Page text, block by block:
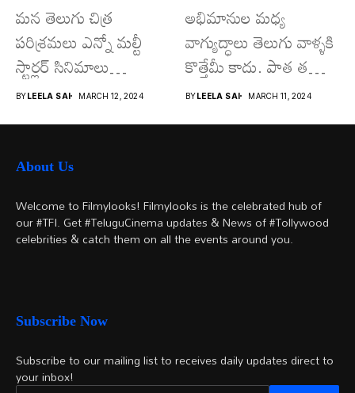
మన తెలుగు చిత్ర
పరిశ్రమలు ఎన్నో మల్టీ
స్టార్లర్ సినిమాలు
వచ్చాయి.. కొన్ని సినిమాలు
అయితే...
BY LEELA SAI MARCH 12, 2024
అభిమానుల మధ్య
వాగ్యుద్ధాలు తెలుగు వాళ్ళకి
కొత్తేమీ కాదు. పాత తరం
నటుల నుంచి నేటి...
BY LEELA SAI MARCH 11, 2024
About Us
Welcome to Filmylooks! Filmylooks is the celebrated hub of
our #TFI. Get #TeluguCinema updates & News of #Tollywood
celebrities & catch them on all the events around you.
Subscribe Now
Subscribe to our mailing list to receives daily updates direct to
your inbox!